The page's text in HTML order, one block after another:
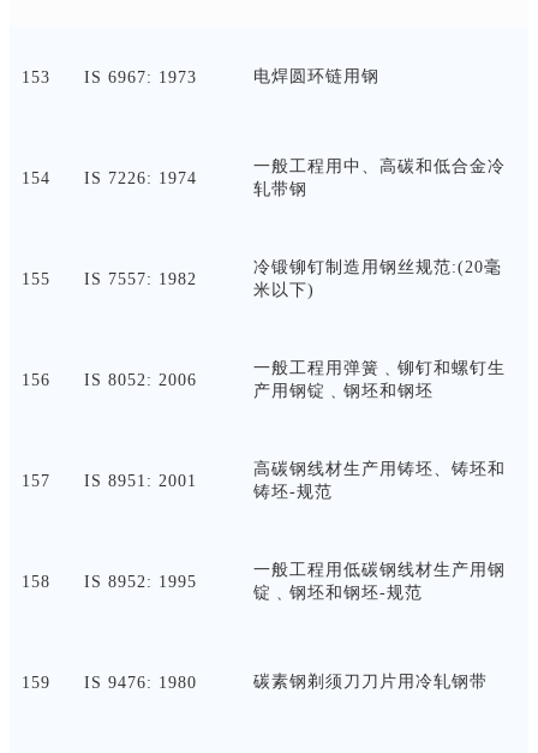
153 IS 6967: 1973 电焊圆环链用钢
154 IS 7226: 1974
一般工程用中、高碳和低合金冷
轧带钢
155 IS 7557: 1982
冷锻铆钉制造用钢丝规范:(20毫
米以下)
156 IS 8052: 2006
一般工程用弹簧﹑铆钉和螺钉生
产用钢锭﹑钢坯和钢坯
157 IS 8951: 2001
高碳钢线材生产用铸坯、铸坯和
铸坯-规范
158 IS 8952: 1995
一般工程用低碳钢线材生产用钢
锭﹑钢坯和钢坯-规范
159 IS 9476: 1980 碳素钢剃须刀刀片用冷轧钢带